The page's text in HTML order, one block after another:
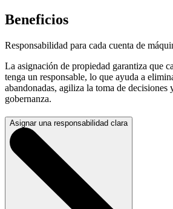
Beneficios
Responsabilidad para cada cuenta de
La asignación de propiedad garantiza que
tenga un responsable, lo que ayuda a
abandonadas, agiliza la toma de decisiones
gobernanza.
Asignar una responsabilidad clara